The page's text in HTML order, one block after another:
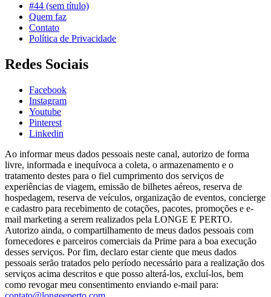
#44 (sem título)
Quem faz
Contato
Política de Privacidade
Redes Sociais
Facebook
Instagram
Youtube
Pinterest
Linkedin
Ao informar meus dados pessoais neste canal, autorizo de forma
livre, informada e inequívoca a coleta, o armazenamento e o
tratamento destes para o fiel cumprimento dos serviços de
experiências de viagem, emissão de bilhetes aéreos, reserva de
hospedagem, reserva de veículos, organização de eventos, concierge
e cadastro para recebimento de cotações, pacotes, promoções e e-
mail marketing a serem realizados pela LONGE E PERTO.
Autorizo ainda, o compartilhamento de meus dados pessoais com
fornecedores e parceiros comerciais da Prime para a boa execução
desses serviços. Por fim, declaro estar ciente que meus dados
pessoais serão tratados pelo período necessário para a realização dos
serviços acima descritos e que posso alterá-los, excluí-los, bem
como revogar meu consentimento enviando e-mail para: